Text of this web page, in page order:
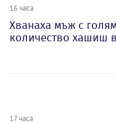
16 часа
Хванаха мъж с
количество хашиш
17 часа